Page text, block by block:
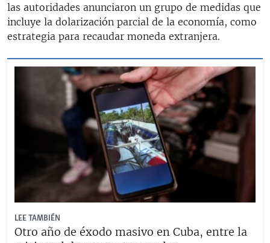
las autoridades anunciaron un grupo de medidas que
incluye la dolarización parcial de la economía, como
estrategia para recaudar moneda extranjera.
LEE TAMBIÉN
Otro año de éxodo masivo en Cuba, entre la